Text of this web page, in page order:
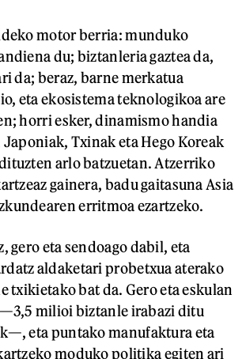
motor berria: munduko
du; biztanleria gaztea da,
da; beraz, barne merkatua
eta ekosistema teknologikoa are
horri esker, dinamismo handia
Txinak eta Hego Koreak
arlo batzuetan. Atzerriko
gainera, badu gaitasuna Asia
erritmoa ezartzeko.
gero eta sendoago dabil, eta
aldaketari probetxua aterako
txikietako bat da. Gero eta eskulan
milioi biztanle irabazi ditu
eta puntako manufaktura eta
moduko politika egiten ari